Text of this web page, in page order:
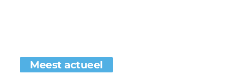
Meest actueel